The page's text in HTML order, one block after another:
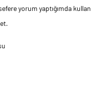
yorum yaptığımda